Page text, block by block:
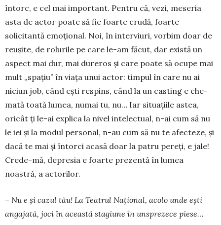
întorc, e cel mai important. Pentru că, vezi, meseria
asta de ac­tor poate să fie foarte crudă, foarte
solicitantă emo­țional. Noi, în in­terviuri, vorbim doar de
reușite, de rolurile pe care le-am făcut, dar există un
aspect mai dur, mai dureros și care poate să ocupe mai
mult „spațiu” în viața unui actor: timpul în care nu ai
niciun job, când ești res­pins, când la un casting e che­
ma­tă toată lumea, numai tu, nu… Iar situațiile astea,
oricât ți le-ai explica la nivel intelectual, n-ai cum să nu
le iei și la modul per­so­nal, n-au cum să nu te afecteze, și
dacă te mai și în­torci acasă doar la patru pereți, e jale!
Cre­de-mă, de­pre­sia e foarte pre­zen­tă în lumea
noastră, a actorilor.
– Nu e și cazul tău! La Tea­trul Național, acolo unde ești
angajată, joci în această stagi­u­ne în unsprezece piese…